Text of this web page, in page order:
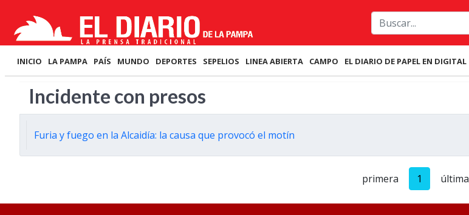
INICIO LA PAMPA PAÍS MUNDO DEPORTES SEPELIOS LINEA ABIERTA CAMPO EL DIARIO DE PAPEL EN DIGITAL
Incidente con presos
Furia y fuego en la Alcaidía: la causa que provocó el motín
primera 1 última